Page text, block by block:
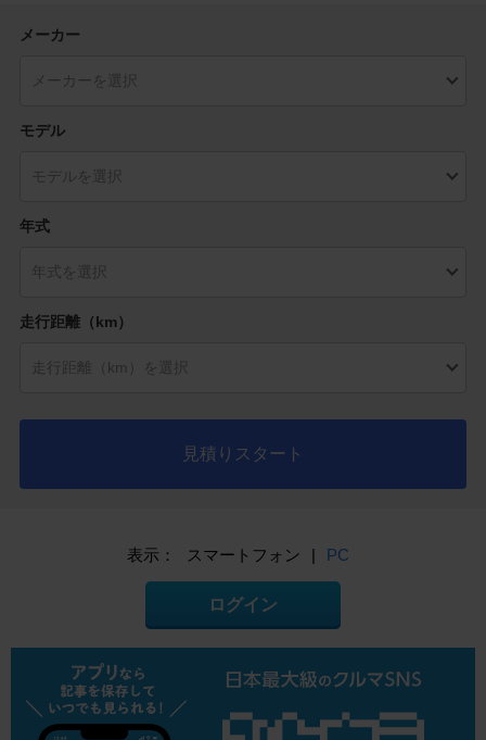
メーカー
モデル
年式
走行距離（km）
見積りスタート
表示： スマートフォン | PC
ログイン